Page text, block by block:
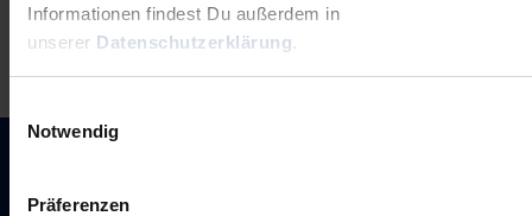
Informationen findest Du außerdem in
unserer Datenschutzerklärung.
Notwendig
Präferenzen